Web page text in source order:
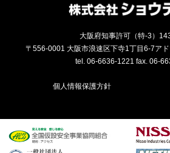
大阪府知事許可（特-3）
〒556-0001 大阪市浪速区下寺1丁目6-7ア
tel. 06-6636-1221 fax. 06-
個人情報保護方針